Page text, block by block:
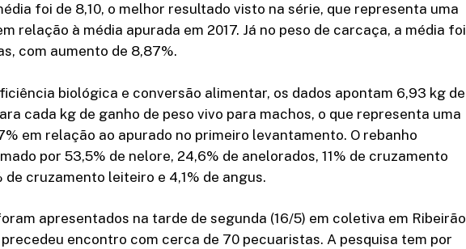
foi de 8,10, o melhor resultado visto na série, que representa uma
relação à média apurada em 2017. Já no peso de carcaça, a média foi
com aumento de 8,87%.
biológica e conversão alimentar, os dados apontam 6,93 kg de
cada kg de ganho de peso vivo para machos, o que representa uma
em relação ao apurado no primeiro levantamento. O rebanho
por 53,5% de nelore, 24,6% de anelorados, 11% de cruzamento
de cruzamento leiteiro e 4,1% de angus.
apresentados na tarde de segunda (16/5) em coletiva em Ribeirão
precedeu encontro com cerca de 70 pecuaristas. A pesquisa tem por